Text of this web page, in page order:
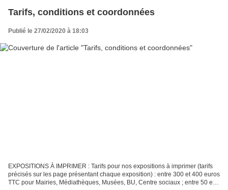
Tarifs, conditions et coordonnées
Publié le 27/02/2020 à 18:03
EXPOSITIONS À IMPRIMER : Tarifs pour nos expositions à imprimer (tarifs
précisés sur les page présentant chaque exposition) : entre 300 et 400 euros
TTC pour Mairies, Médiathèques, Musées, BU, Centre sociaux ; entre 50 et